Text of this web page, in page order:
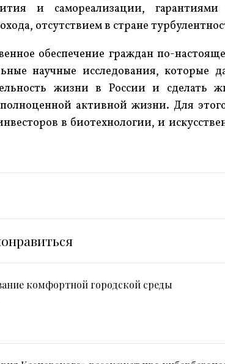
и самореализации,
отсутствием в стране
обеспечение граждан по-
научные исследования, которые
жизни в России и сделать
активной жизни. Для
в биотехнологии, и
комфортной городской среды